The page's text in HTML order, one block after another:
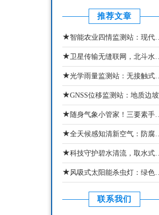
推荐文章
★智能农业四情监测站：现代农业苗情墒情虫情灾情一体化监测设备
★ 卫星传输无缝联网，北斗水文环境监测站实现动态治水
★光学雨量监测站：无接触式智能降雨气象监测设备
★GNSS位移监测站：地质边坡智能化安全监测预警设备
★ 随身气象小管家！三要素手持气象站精准掌握当下局部微气象状态
★全天候感知清新空气：防腐木款负氧离子监测站适配湿地林区
★科技守护碧水清流，取水式水质监测站还原真实水域水质状态
★ 风吸式太阳能杀虫灯：绿色物理防虫，助力生态农业稳产增收
联系我们